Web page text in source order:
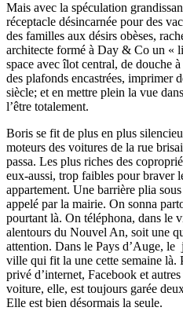
Mais avec la spéculation
réceptacle désincarnée pour des
des familles aux désirs obèses,
architecte formé à Day & Co un «
space avec îlot central, de douche
des plafonds encastrées, imprimer
siècle; et en mettre plein la vue
l’être totalement.
Boris se fit de plus en plus
moteurs des voitures de la rue
passa. Les plus riches des
eux-aussi, trop faibles pour braver
appartement. Une barrière plia
appelé par la mairie. On sonna
pourtant là. On téléphona, dans le
alentours du Nouvel An, soit une
attention. Dans le Pays d’Auge,
ville qui fit la une cette semaine là.
privé d’internet, Facebook et
voiture, elle, est toujours garée
Elle est bien désormais la seule.